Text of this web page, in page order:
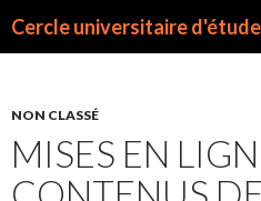
Cercle universitaire
NON CLASSÉ
MISES EN